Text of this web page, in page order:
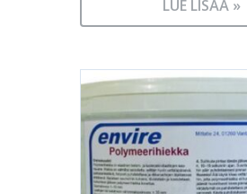
LUE LISÄÄ »